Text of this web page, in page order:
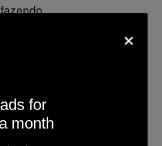
de todo mundo
ou na Allied Trade,
o possível para te
para trabalhar lá.
excursões na escola,
×
for
month